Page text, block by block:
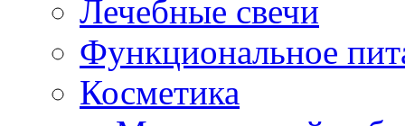
Лечебные свечи
Функциональное
Косметика